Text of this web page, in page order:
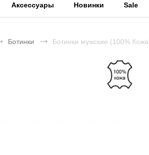
Аксессуары Новинки Sale
Ботинки Ботинки мужские (100%